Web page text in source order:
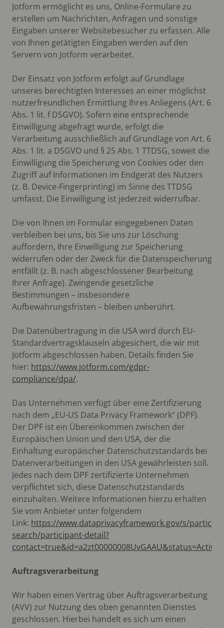
Jotform ermöglicht es uns, Online-Formulare zu
erstellen um Nachrichten, Anfragen und sonstige
Eingaben unserer Websitebesucher zu erfassen. Alle
von Ihnen getätigten Eingaben werden auf den
Servern von Jotform verarbeitet.
Der Einsatz von Jotform erfolgt auf Grundlage
unseres berechtigten Interesses an einer möglichst
nutzerfreundlichen Ermittlung Ihres Anliegens (Art. 6
Abs. 1 lit. f DSGVO). Sofern eine entsprechende
Einwilligung abgefragt wurde, erfolgt die
Verarbeitung ausschließlich auf Grundlage von Art. 6
Abs. 1 lit. a DSGVO und § 25 Abs. 1 TTDSG, soweit die
Einwilligung die Speicherung von Cookies oder den
Zugriff auf Informationen im Endgerät des Nutzers
(z. B. Device-Fingerprinting) im Sinne des TTDSG
umfasst. Die Einwilligung ist jederzeit widerrufbar.
Die von Ihnen im Formular eingegebenen Daten
verbleiben bei uns, bis Sie uns zur Löschung
auffordern, Ihre Einwilligung zur Speicherung
widerrufen oder der Zweck für die Datenspeicherung
entfällt (z. B. nach abgeschlossener Bearbeitung
Ihrer Anfrage). Zwingende gesetzliche
Bestimmungen – insbesondere
Aufbewahrungsfristen – bleiben unberührt.
Die Datenübertragung in die USA wird durch EU-
Standardvertragsklauseln abgesichert, die wir mit
Jotform abgeschlossen haben. Details finden Sie
hier: https://www.jotform.com/gdpr-
compliance/dpa/.
Das Unternehmen verfügt über eine Zertifizierung
nach dem „EU-US Data Privacy Framework“ (DPF).
Der DPF ist ein Übereinkommen zwischen der
Europäischen Union und den USA, der die
Einhaltung europäischer Datenschutzstandards bei
Datenverarbeitungen in den USA gewährleisten soll.
Jedes nach dem DPF zertifizierte Unternehmen
verpflichtet sich, diese Datenschutzstandards
einzuhalten. Weitere Informationen hierzu erhalten
Sie vom Anbieter unter folgendem
Link: https://www.dataprivacyframework.gov/s/
search/participant-detail?
contact=true&id=a2zt00000008UvGAAU&status=Active
Auftragsverarbeitung
Wir haben einen Vertrag über Auftragsverarbeitung
(AVV) zur Nutzung des oben genannten Dienstes
geschlossen. Hierbei handelt es sich um einen